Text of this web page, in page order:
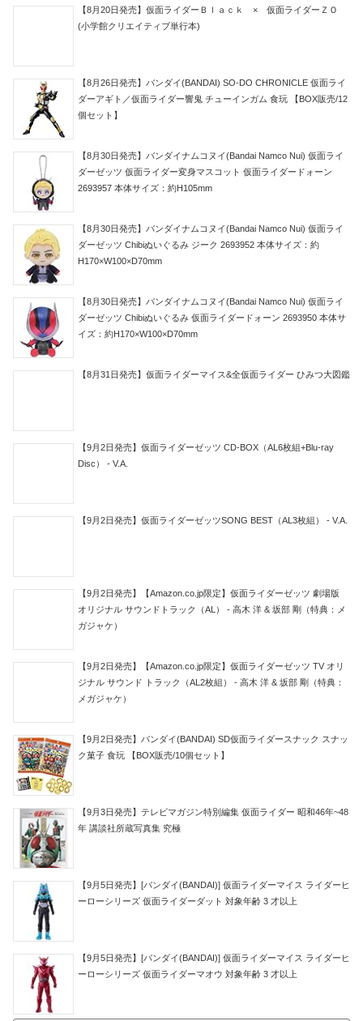
【8月20日発売】仮面ライダーＢｌａｃｋ × 仮面ライダーＺＯ
(小学館クリエイティブ単行本)
【8月26日発売】バンダイ(BANDAI) SO-DO CHRONICLE 仮面ライ
ダーアギト／仮面ライダー響鬼 チューインガム 食玩 【BOX販売/12
個セット】
【8月30日発売】バンダイナムコヌイ(Bandai Namco Nui) 仮面ライ
ダーゼッツ 仮面ライダー変身マスコット 仮面ライダードォーン
2693957 本体サイズ：約H105mm
【8月30日発売】バンダイナムコヌイ(Bandai Namco Nui) 仮面ライ
ダーゼッツ Chibiぬいぐるみ ジーク 2693952 本体サイズ：約
H170×W100×D70mm
【8月30日発売】バンダイナムコヌイ(Bandai Namco Nui) 仮面ライ
ダーゼッツ Chibiぬいぐるみ 仮面ライダードォーン 2693950 本体サ
イズ：約H170×W100×D70mm
【8月31日発売】仮面ライダーマイス&全仮面ライダー ひみつ大図鑑
【9月2日発売】仮面ライダーゼッツ CD-BOX（AL6枚組+Blu-ray
Disc） - V.A.
【9月2日発売】仮面ライダーゼッツSONG BEST（AL3枚組） - V.A.
【9月2日発売】【Amazon.co.jp限定】仮面ライダーゼッツ 劇場版
オリジナル サウンドトラック（AL） - 高木 洋 & 坂部 剛（特典：メ
ガジャケ）
【9月2日発売】【Amazon.co.jp限定】仮面ライダーゼッツ TV オリ
ジナル サウンド トラック（AL2枚組） - 高木 洋 & 坂部 剛（特典：
メガジャケ）
【9月2日発売】バンダイ(BANDAI) SD仮面ライダースナック スナッ
ク菓子 食玩 【BOX販売/10個セット】
【9月3日発売】テレビマガジン特別編集 仮面ライダー 昭和46年~48
年 講談社所蔵写真集 究極
【9月5日発売】[バンダイ(BANDAI)] 仮面ライダーマイス ライダーヒ
ーローシリーズ 仮面ライダーダット 対象年齢 3 才以上
【9月5日発売】[バンダイ(BANDAI)] 仮面ライダーマイス ライダーヒ
ーローシリーズ 仮面ライダーマオウ 対象年齢 3 才以上